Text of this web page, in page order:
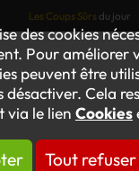
des cookies
Pour améliorer
peuvent être
désactiver. Cela
via le lien Cookies
Tout refuser
Les Coups Sûrs du jour